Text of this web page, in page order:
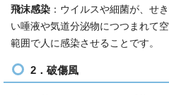
飛沫感染 ：ウイルスや細菌が、せ
い唾液や気道分泌物につつまれて
範囲で人に感染させることです。
2．破傷風